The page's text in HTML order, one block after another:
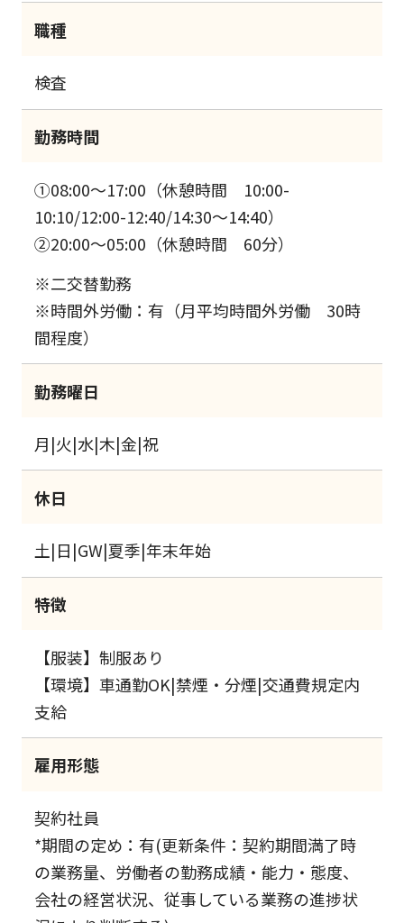
職種
検査
勤務時間
①08:00～17:00（休憩時間 10:00-
10:10/12:00-12:40/14:30～14:40）
②20:00～05:00（休憩時間 60分）
※二交替勤務
※時間外労働：有（月平均時間外労働 30時
間程度）
勤務曜日
月|火|水|木|金|祝
休日
土|日|GW|夏季|年末年始
特徴
【服装】制服あり
【環境】車通勤OK|禁煙・分煙|交通費規定内
支給
雇用形態
契約社員
*期間の定め：有(更新条件：契約期間満了時
の業務量、労働者の勤務成績・能力・態度、
会社の経営状況、従事している業務の進捗状